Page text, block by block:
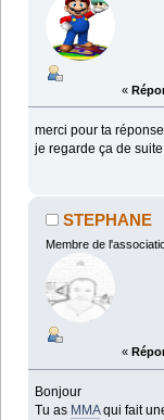
«
merci pour ta
je regarde ça de
STEPHANE
Membre de
«
Bonjour
Tu as MMAqui fait